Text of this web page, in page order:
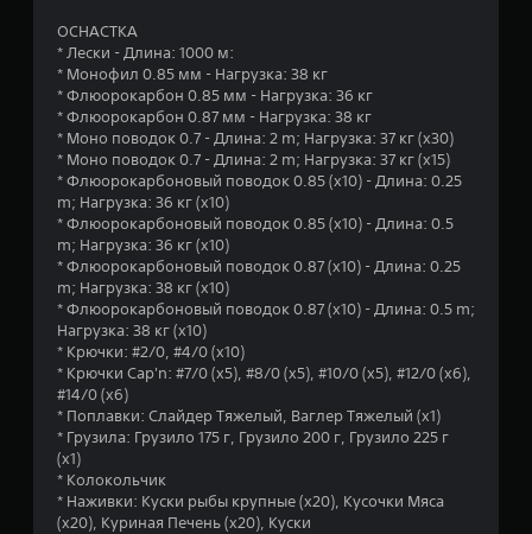
о
ц
е
н
о
к
ОСНАСТКА
* Лески - Длина: 1000 м:
* Монофил 0.85 мм - Нагрузка: 38 кг
* Флюорокарбон 0.85 мм - Нагрузка: 36 кг
* Флюорокарбон 0.87 мм - Нагрузка: 38 кг
* Моно поводок 0.7 - Длина: 2 m; Нагрузка: 37 кг (x30)
* Моно поводок 0.7 - Длина: 2 m; Нагрузка: 37 кг (x15)
* Флюорокарбоновый поводок 0.85 (x10) - Длина: 0.25
m; Нагрузка: 36 кг (x10)
* Флюорокарбоновый поводок 0.85 (x10) - Длина: 0.5
m; Нагрузка: 36 кг (x10)
* Флюорокарбоновый поводок 0.87 (x10) - Длина: 0.25
m; Нагрузка: 38 кг (x10)
* Флюорокарбоновый поводок 0.87 (x10) - Длина: 0.5 m;
Нагрузка: 38 кг (x10)
* Крючки: #2/0, #4/0 (x10)
* Крючки Cap'n: #7/0 (x5), #8/0 (x5), #10/0 (x5), #12/0 (x6),
#14/0 (x6)
* Поплавки: Слайдер Тяжелый, Ваглер Тяжелый (x1)
* Грузила: Грузило 175 г, Грузило 200 г, Грузило 225 г
(x1)
* Колокольчик
* Наживки: Куски рыбы крупные (x20), Кусочки Мяса
(x20), Куриная Печень (x20), Куски